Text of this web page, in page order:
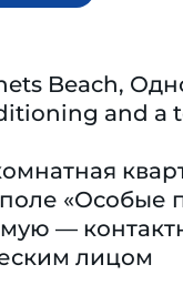
Beach,
and a
«Особые
—
лицом